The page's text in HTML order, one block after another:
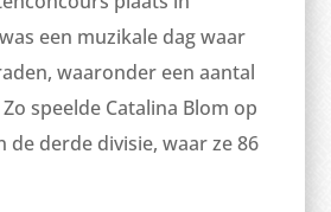
een muzikale dag waar
waaronder een aantal
speelde Catalina Blom op
derde divisie, waar ze 86